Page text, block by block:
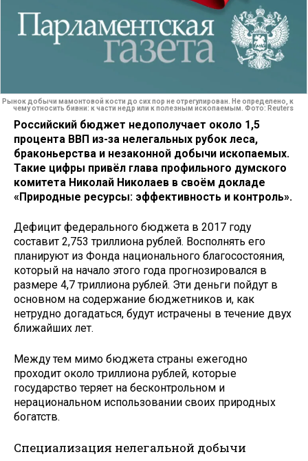
Рынок добычи мамонтовой кости до сих пор не отрегулирован. Не определено, к
чему относить бивни: к части недр или к полезным ископаемым. Фото: Reuters
Российский бюджет недополучает около 1,5
процента ВВП из-за нелегальных рубок леса,
браконьерства и незаконной добычи ископаемых.
Такие цифры привёл глава профильного думского
комитета Николай Николаев в своём докладе
«Природные ресурсы: эффективность и контроль».
Дефицит федерального бюджета в 2017 году
составит 2,753 триллиона рублей. Восполнять его
планируют из Фонда национального благосостояния,
который на начало этого года прогнозировался в
размере 4,7 триллиона рублей. Эти деньги пойдут в
основном на содержание бюджетников и, как
нетрудно догадаться, будут истрачены в течение двух
ближайших лет.
Между тем мимо бюджета страны ежегодно
проходит около триллиона рублей, которые
государство теряет на бесконтрольном и
нерациональном использовании своих природных
богатств.
Специализация нелегальной добычи